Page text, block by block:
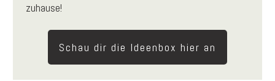
zuhause!
Schau dir die Ideenbox hier an